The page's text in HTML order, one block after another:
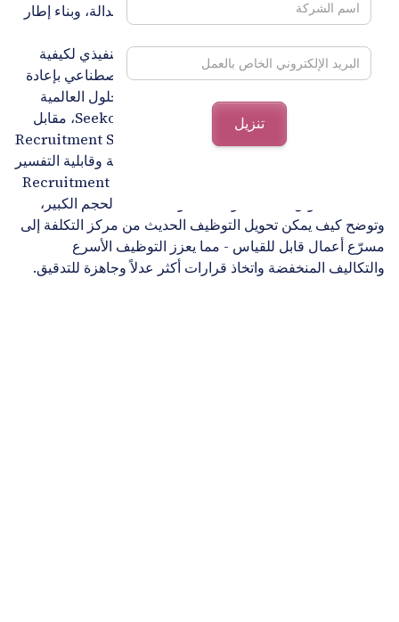
قابلة للقياس، وتعزيز تجربة المرشح، وضمان العدالة، وبناء إطار
تقدم هذه الورقة البيضاء تحليلاً على المستوى التنفيذي لكيفية
قيام منصات ذكاء المواهب المدعومة بالذكاء الاصطناعي بإعادة
تشكيل التوظيف في المؤسسات. ويقارن بين الحلول العالمية
الرائدة، بما في ذلك Eightfold وPhenom وSeekout، مقابل
مجموعة الذكاء الاصطناعي المتكاملة من Recruitment Smart
- مما يسلط الضوء على أوجه الاختلاف بين الأتمتة وقابلية التفسير
وعمق التكامل وعائد الاستثمار. تم تصميم منصة Recruitment
Smart للأسواق المنظمة وبيئات التوظيف ذات الحجم الكبير،
وتوضح كيف يمكن تحويل التوظيف الحديث من مركز التكلفة إلى
مسرّع أعمال قابل للقياس - مما يعزز التوظيف الأسرع
والتكاليف المنخفضة واتخاذ قرارات أكثر عدلاً وجاهزة للتدقيق.